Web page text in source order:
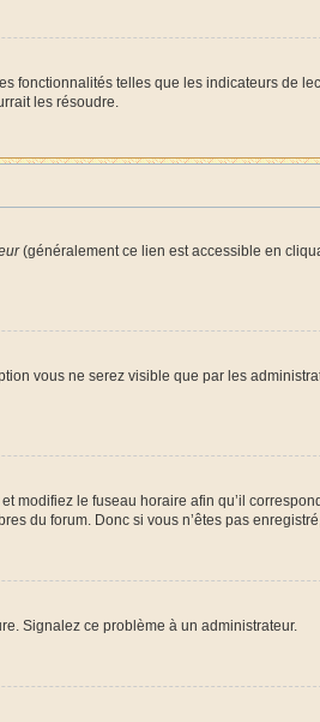
fonctionnalités telles que les indicateurs de
les résoudre.
(généralement ce lien est accessible en
vous ne serez visible que par les
et modifiez le fuseau horaire afin qu’il
du forum. Donc si vous n’êtes pas
Signalez ce problème à un administrateur.